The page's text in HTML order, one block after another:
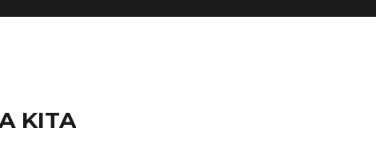
KITA